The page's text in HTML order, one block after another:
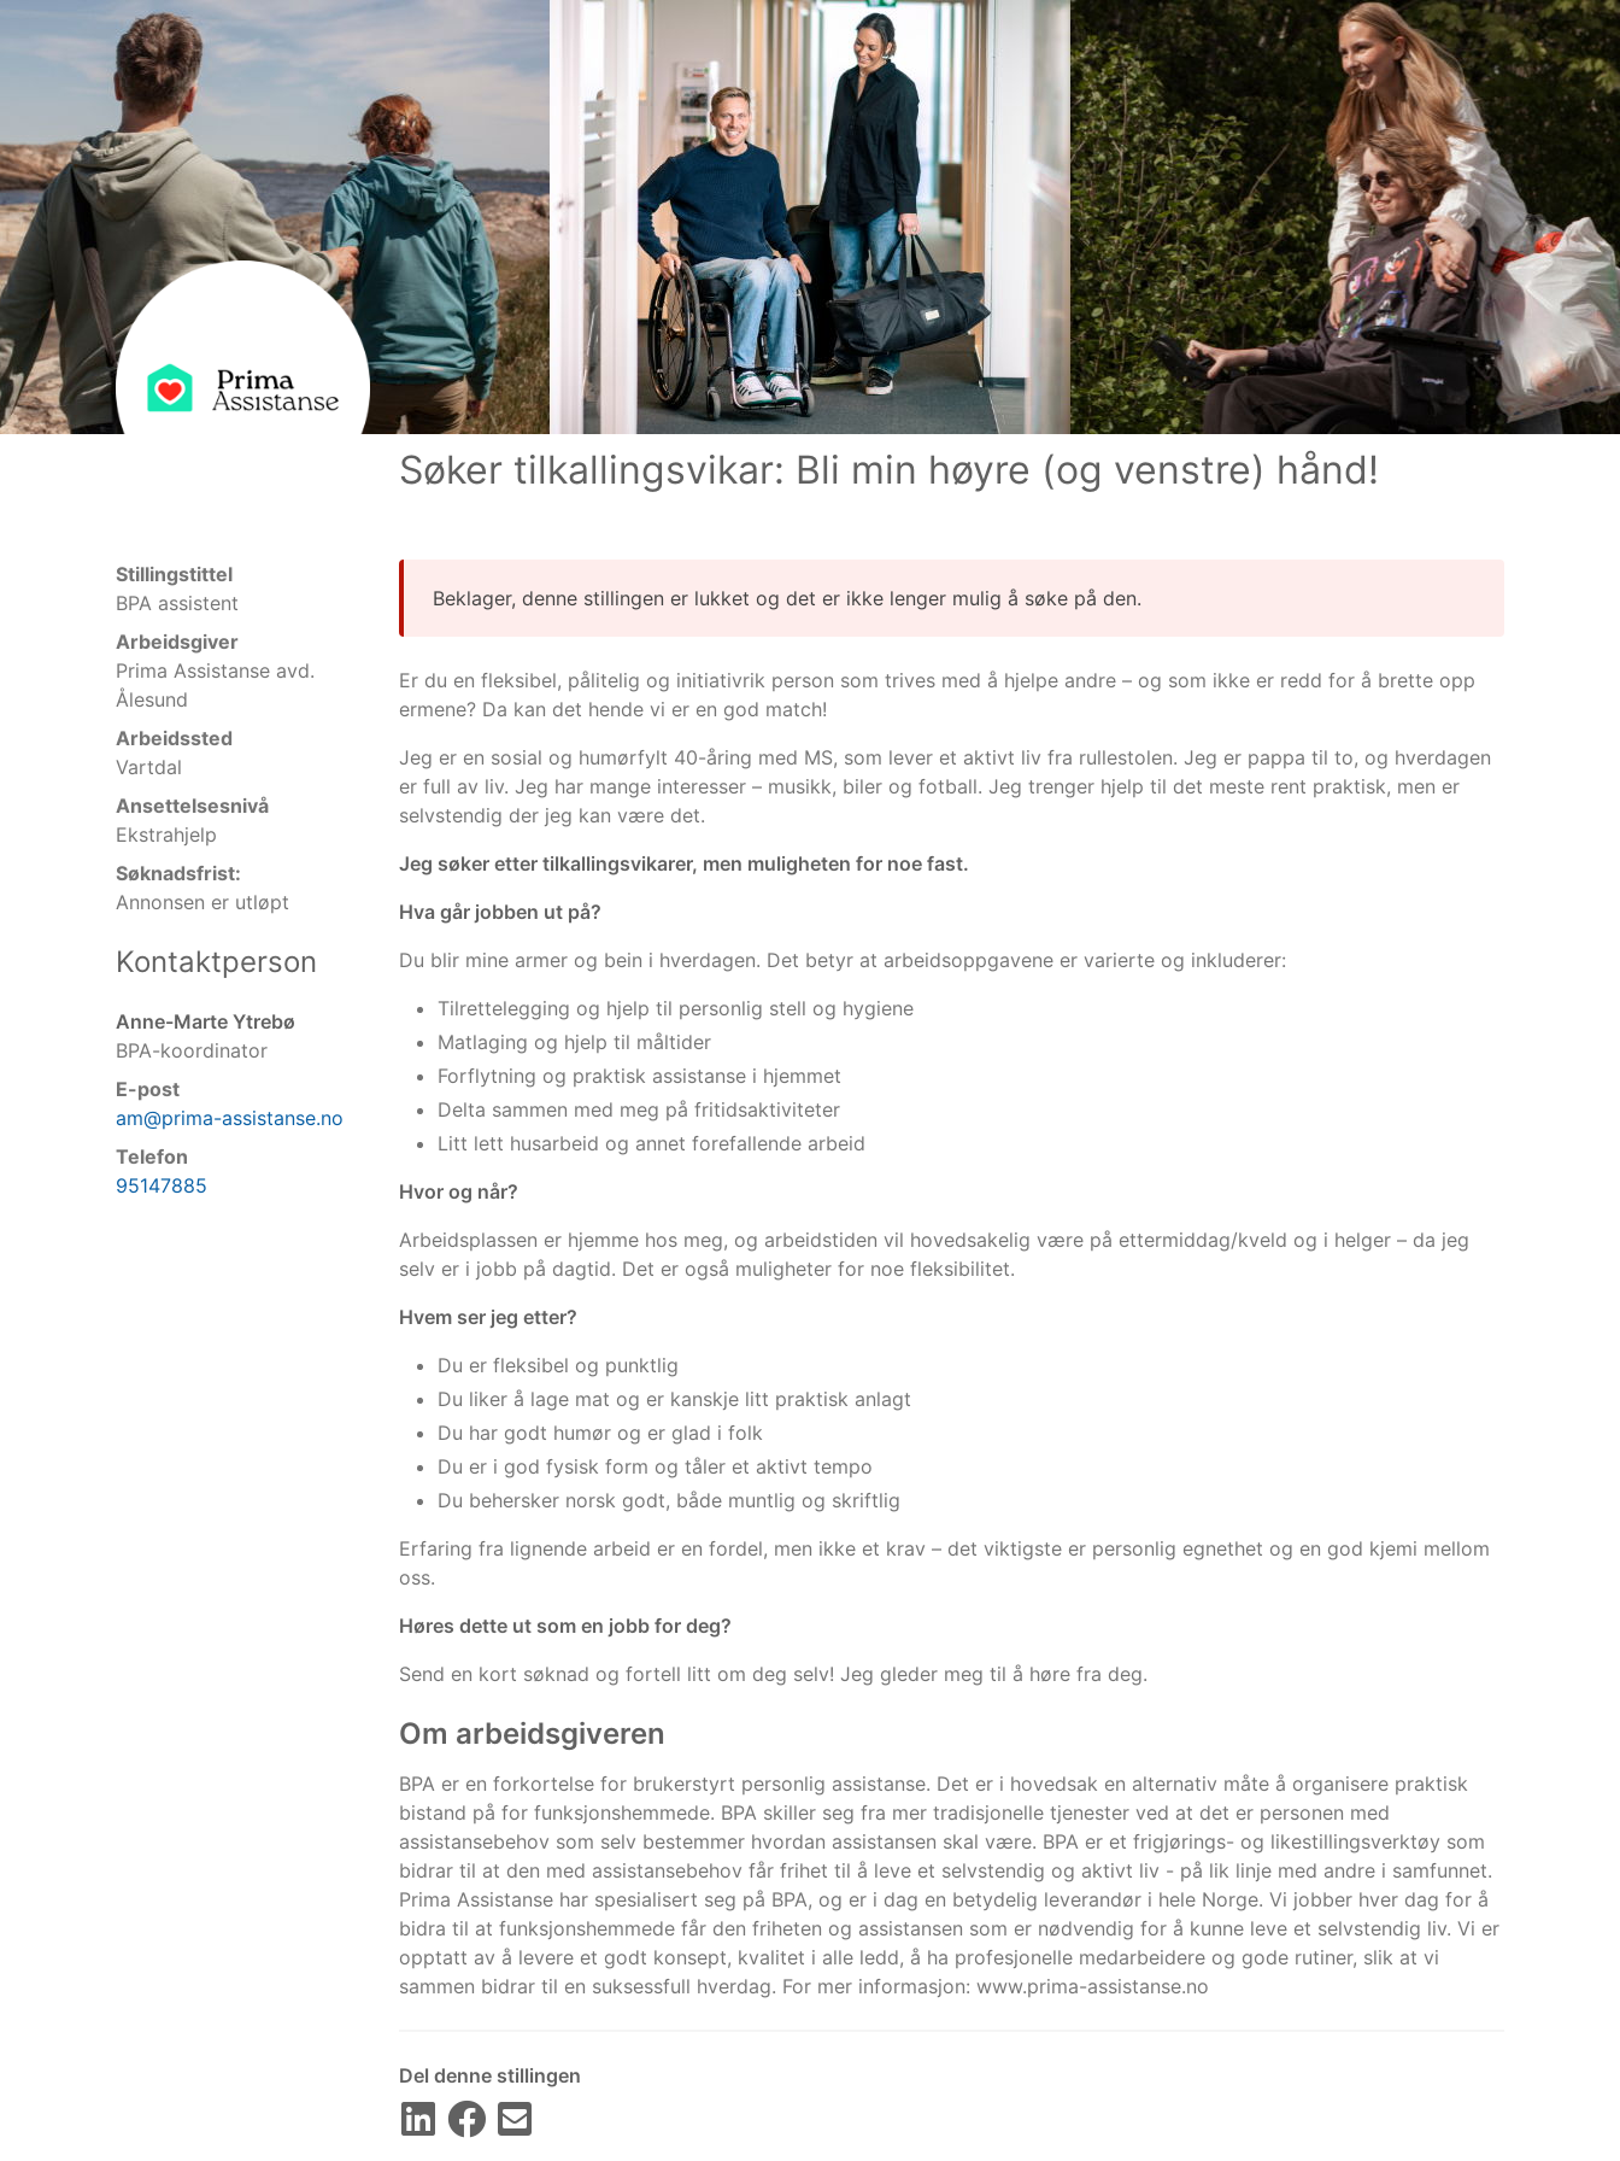
Søker tilkallingsvikar: Bli min høyre (og venstre) hånd!
Stillingstittel
BPA assistent
Arbeidsgiver
Prima Assistanse avd.
Ålesund
Arbeidssted
Vartdal
Ansettelsesnivå
Ekstrahjelp
Søknadsfrist:
Annonsen er utløpt
Kontaktperson
Anne-Marte Ytrebø
BPA-koordinator
E-post
am@prima-assistanse.no
Telefon
95147885
Beklager, denne stillingen er lukket og det er ikke lenger mulig å søke på den.
Er du en fleksibel, pålitelig og initiativrik person som trives med å hjelpe andre – og som ikke er redd for å brette opp
ermene? Da kan det hende vi er en god match!
Jeg er en sosial og humørfylt 40-åring med MS, som lever et aktivt liv fra rullestolen. Jeg er pappa til to, og hverdagen
er full av liv. Jeg har mange interesser – musikk, biler og fotball. Jeg trenger hjelp til det meste rent praktisk, men er
selvstendig der jeg kan være det.
Jeg søker etter tilkallingsvikarer, men muligheten for noe fast.
Hva går jobben ut på?
Du blir mine armer og bein i hverdagen. Det betyr at arbeidsoppgavene er varierte og inkluderer:
Tilrettelegging og hjelp til personlig stell og hygiene
Matlaging og hjelp til måltider
Forflytning og praktisk assistanse i hjemmet
Delta sammen med meg på fritidsaktiviteter
Litt lett husarbeid og annet forefallende arbeid
Hvor og når?
Arbeidsplassen er hjemme hos meg, og arbeidstiden vil hovedsakelig være på ettermiddag/kveld og i helger – da jeg
selv er i jobb på dagtid. Det er også muligheter for noe fleksibilitet.
Hvem ser jeg etter?
Du er fleksibel og punktlig
Du liker å lage mat og er kanskje litt praktisk anlagt
Du har godt humør og er glad i folk
Du er i god fysisk form og tåler et aktivt tempo
Du behersker norsk godt, både muntlig og skriftlig
Erfaring fra lignende arbeid er en fordel, men ikke et krav – det viktigste er personlig egnethet og en god kjemi mellom
oss.
Høres dette ut som en jobb for deg?
Send en kort søknad og fortell litt om deg selv! Jeg gleder meg til å høre fra deg.
Om arbeidsgiveren
BPA er en forkortelse for brukerstyrt personlig assistanse. Det er i hovedsak en alternativ måte å organisere praktisk
bistand på for funksjonshemmede. BPA skiller seg fra mer tradisjonelle tjenester ved at det er personen med
assistansebehov som selv bestemmer hvordan assistansen skal være. BPA er et frigjørings- og likestillingsverktøy som
bidrar til at den med assistansebehov får frihet til å leve et selvstendig og aktivt liv - på lik linje med andre i samfunnet.
Prima Assistanse har spesialisert seg på BPA, og er i dag en betydelig leverandør i hele Norge. Vi jobber hver dag for å
bidra til at funksjonshemmede får den friheten og assistansen som er nødvendig for å kunne leve et selvstendig liv. Vi er
opptatt av å levere et godt konsept, kvalitet i alle ledd, å ha profesjonelle medarbeidere og gode rutiner, slik at vi
sammen bidrar til en suksessfull hverdag. For mer informasjon: www.prima-assistanse.no
Del denne stillingen